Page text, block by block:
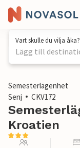
Vart skulle du vilja åka?
Lägg till
1 / 33
Semesterlägenhet
Senj
CKV172
Kroatien